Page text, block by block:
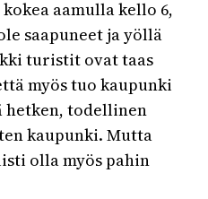
aamulla kello 6,
saapuneet ja yöllä
turistit ovat taas
myös tuo kaupunki
hetken, todellinen
kaupunki. Mutta
olla myös pahin